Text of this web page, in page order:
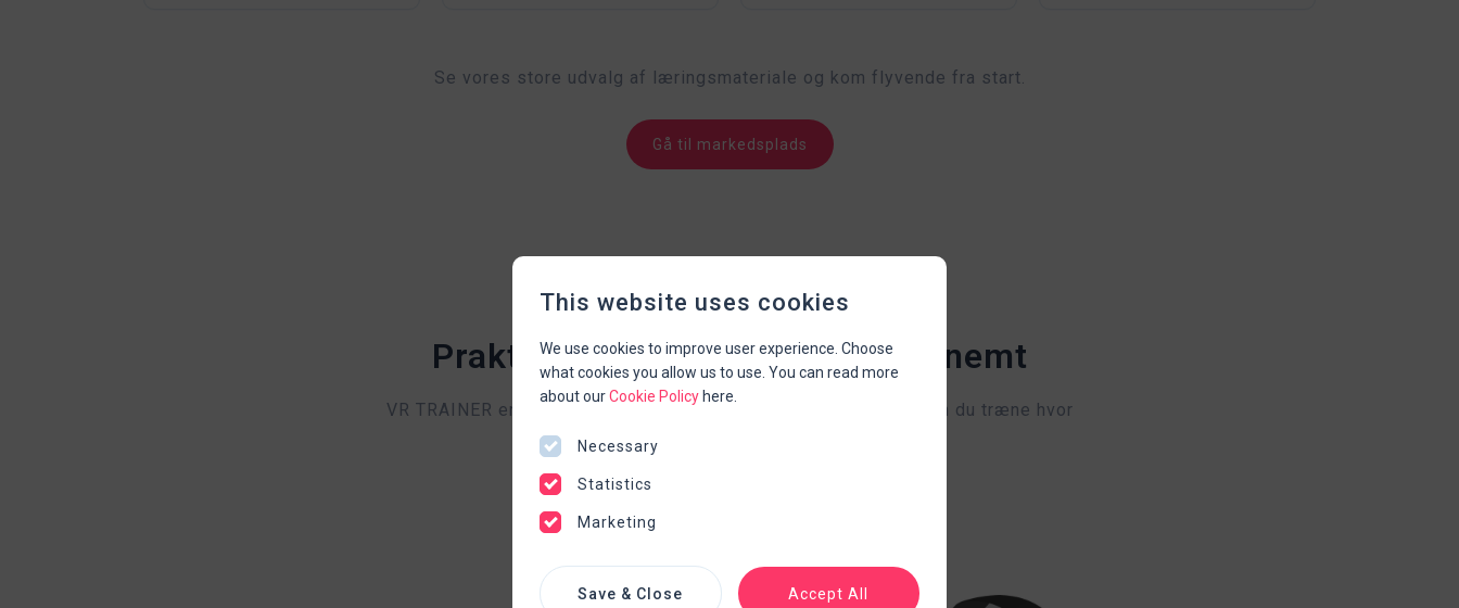
Se vores store udvalg af læringsmateriale og kom flyvende fra start.
Gå til markedsplads
Praktisk træning med VR gjort nemt
VR TRAINER er let at bruge og lige til at tage under armen. Så kan du træne hvor
du vil og når det passer ind i hverdagen.
This website uses cookies
We use cookies to improve user experience. Choose
what cookies you allow us to use. You can read more
about ourCookie Policy here.
Necessary
Statistics
Marketing
Save & Close Accept All